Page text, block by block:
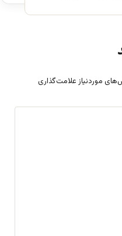
موردنیاز علامت‌گذاری